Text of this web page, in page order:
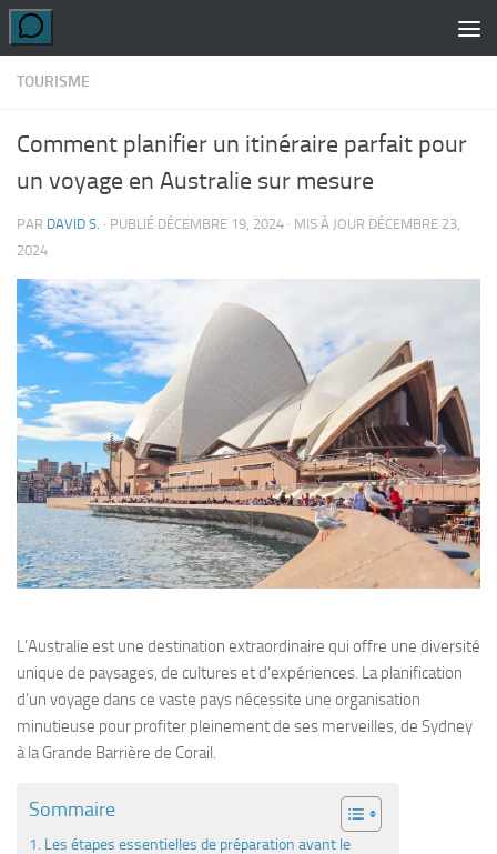
Skip to content
TOURISME
Comment planifier un itinéraire parfait pour
un voyage en Australie sur mesure
PAR DAVID S. · PUBLIÉ DÉCEMBRE 19, 2024 · MIS À JOUR DÉCEMBRE 23,
2024
L’Australie est une destination extraordinaire qui offre une diversité
unique de paysages, de cultures et d’expériences. La planification
d’un voyage dans ce vaste pays nécessite une organisation
minutieuse pour profiter pleinement de ses merveilles, de Sydney
à la Grande Barrière de Corail.
Sommaire
Les étapes essentielles de préparation avant le